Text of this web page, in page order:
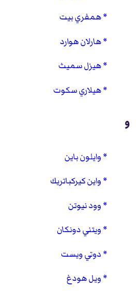
همفري بيت
هارلان هوارد
هيزل سميث
هيلاري سكوت
و
وايلون باين
واين كيركباتريك
وود نيوتن
ويتني دونكان
دوتي ويست
ويل هودغ